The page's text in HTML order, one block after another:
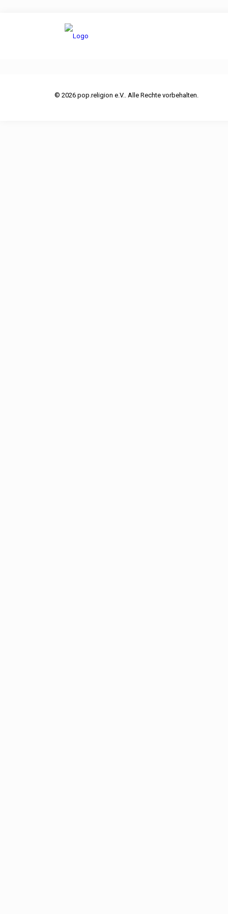
© 2026 pop.religion e.V.. Alle Rechte vorbehalten.